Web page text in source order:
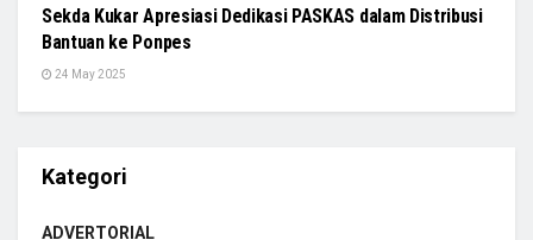
Sekda Kukar Apresiasi Dedikasi PASKAS dalam Distribusi
Bantuan ke Ponpes
24 May 2025
Kategori
ADVERTORIAL